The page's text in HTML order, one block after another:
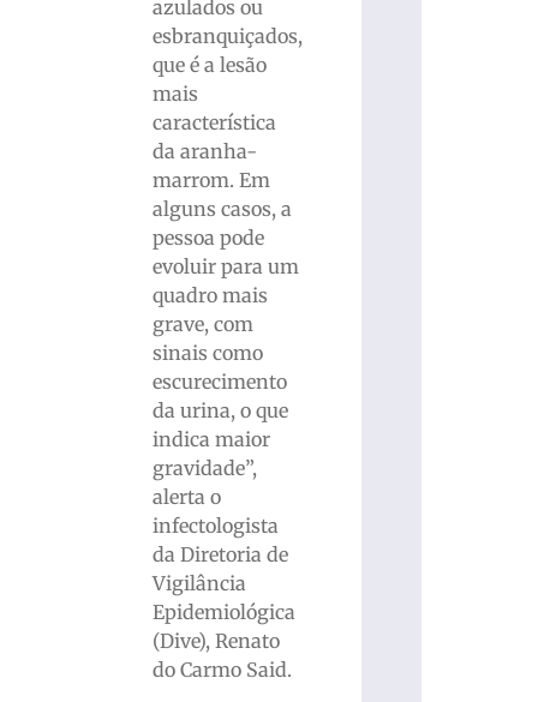
azulados ou
esbranquiçados,
que é a lesão
mais
característica
da aranha-
marrom. Em
alguns casos, a
pessoa pode
evoluir para um
quadro mais
grave, com
sinais como
escurecimento
da urina, o que
indica maior
gravidade”,
alerta o
infectologista
da Diretoria de
Vigilância
Epidemiológica
(Dive), Renato
do Carmo Said.